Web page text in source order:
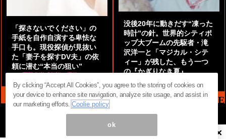
「探さないでください」の
手紙を自作自演する卑怯な
手口も。現役探偵が見抜い
た「妻子を探すDV夫」の依
頼に潜む“本当の狙い”
没後20年に動きだす“凍った
時計”の針。世界的シティポ
ップ大ブームの先駆者・滝
沢洋一と「マジカル・シテ
ィー」が残した、もう一つ
の『かぎりなき夏』
MAG2 NEWS HEADLINE
ページ内の商標は全て商標権者に属します。無断転載を禁じます。 © ×
By clicking “Accept All Cookies”, you agree to the storing of cookies on
your device to enhance site navigation, analyze site usage, and assist in
our marketing efforts.Coolie policy
ok